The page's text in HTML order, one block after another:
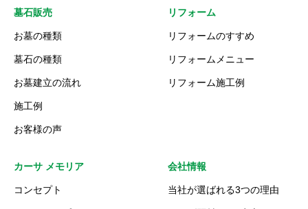
墓石販売
お墓の種類
墓石の種類
お墓建立の流れ
施工例
お客様の声
リフォーム
リフォームのすすめ
リフォームメニュー
リフォーム施工例
カーサ メモリア
コンセプト
会社情報
当社が選ばれる3つの理由